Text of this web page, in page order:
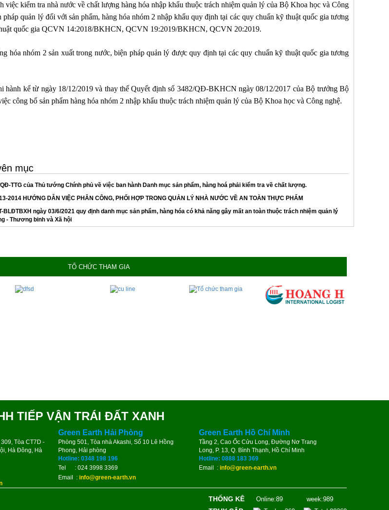
việc kiểm tra nhà nước về chất lượng hàng hóa nhập khẩu thuộc trách nhiệm quản lý của Bộ Khoa học và Công
pháp quản lý đối với sản phẩm, hàng hóa nhóm 2 nhập khẩu quy định tại các quy chuẩn kỹ thuật quốc gia tương
quốc gia QCVN 14:2018/BKHCN, QCVN 19:2019/BKHCN, QCVN 20:2019.
hóa nhóm 2 sản xuất trong nước, biện pháp quản lý được quy định tại các quy chuẩn kỹ thuật quốc gia tương
hành kể từ ngày 18/12/2019 và thay thế Quyết định số 3482/QĐ-BKHCN ngày 08/12/2017 của Bộ trưởng Bộ
công bố sản phẩm hàng hóa nhóm 2 nhập khẩu thuộc trách nhiệm quản lý của Bộ Khoa học và Công nghệ.
mục
TTG của Thủ tướng Chính phủ về việc ban hành Danh mục sản phẩm, hàng hoá phải kiểm tra về chất lượng.
2014 HƯỚNG DẪN VIỆC PHÂN CÔNG, PHỐI HỢP TRONG QUẢN LÝ NHÀ NƯỚC VỀ AN TOÀN THỰC PHẨM
BLĐTBXH ngày 03/6/2021 quy định danh mục sản phẩm, hàng hóa có khả năng gây mất an toàn thuộc trách nhiệm quản lý
- Thương binh và Xã hội
TỔ CHỨC THAM GIA
TIẾP VẬN TRÁI ĐẤT XANH
Tòa CT7D -
Hà Đông, Hà
Green Earth Hải Phòng
Phòng 501, Tòa nhà Akashi, Số 10 Lê Hồng
Phong, Hải phòng
Hotline: 0348 198 196
Tel : 024 3998 3369
Email : info@green-earth.vn
Green Earth Hồ Chí Minh
Tầng 2, Cao Ốc Cửu Long, Đường Nơ Trang
Long, P. 13, Q. Bình Thạnh, Hồ Chí Minh
Hotline: 0888 183 369
Email : info@green-earth.vn
THỐNG KÊ
Online:89
week:989